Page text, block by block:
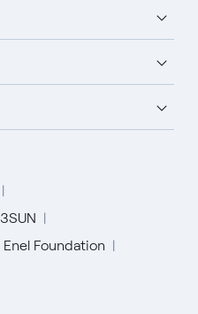
3SUN
Enel Foundation